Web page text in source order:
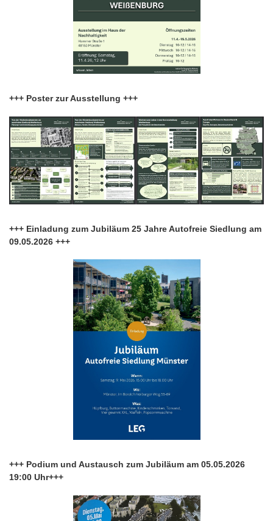
+++ Poster zur Ausstellung +++
+++ Einladung zum Jubiläum 25 Jahre Autofreie Siedlung am
09.05.2026 +++
+++ Podium und Austausch zum Jubiläum am 05.05.2026
19:00 Uhr+++